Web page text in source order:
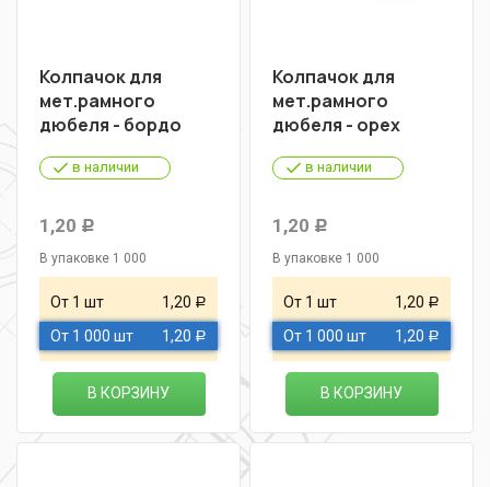
Колпачок для
мет.рамного
дюбеля - бордо
в наличии
1,20 Р
В упаковке 1 000
От 1 шт 1,20 Р
От 1 000 шт 1,20 Р
В КОРЗИНУ
Колпачок для
мет.рамного
дюбеля - орех
в наличии
1,20 Р
В упаковке 1 000
От 1 шт 1,20 Р
От 1 000 шт 1,20 Р
В КОРЗИНУ